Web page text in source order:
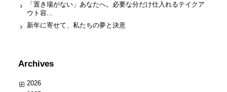
「置き場がない」あなたへ。必要な分だけ仕入れるテイクア
ウト容...
新年に寄せて、私たちの夢と決意
Archives
2026